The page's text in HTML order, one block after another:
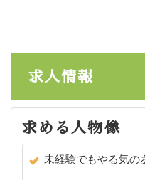
求人情報
求める人物像
未経験でもやる気の